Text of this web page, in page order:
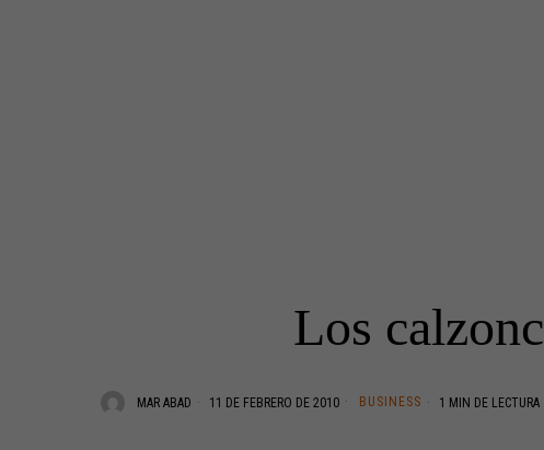
Los
MAR ABAD 11 DE FEBRERO DE 2010 BUSINESS 1 MIN DE LECTURA